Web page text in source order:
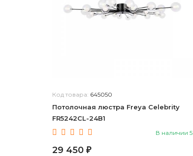
Код товара: 645050
Потолочная люстра Freya Celebrity
FR5242CL-24B1
В наличии 5
29 450 ₽